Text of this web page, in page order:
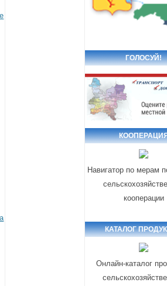
ГОЛОСУЙ!
Навигатор по мерам
кооперации
КАТАЛОГ
Онлайн-каталог